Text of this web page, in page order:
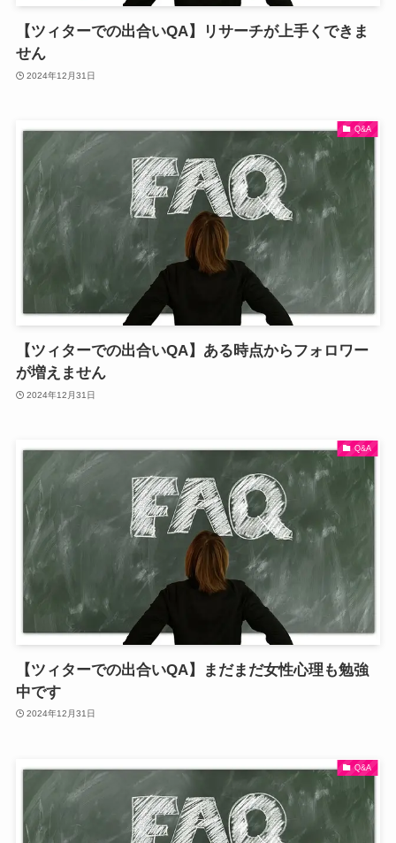
【ツィターでの出合いQA】リサーチが上手くできま
せん
2024年12月31日
Q&A
【ツィターでの出合いQA】ある時点からフォロワー
が増えません
2024年12月31日
Q&A
【ツィターでの出合いQA】まだまだ女性心理も勉強
中です
2024年12月31日
Q&A